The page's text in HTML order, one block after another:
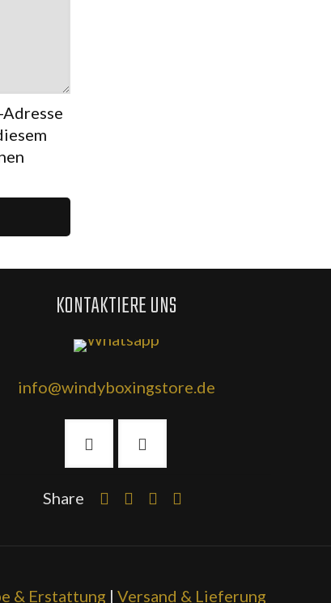
KONTAKTIERE UNS
info@windyboxingstore.de
Share
& Erstattung | Versand & Lieferung